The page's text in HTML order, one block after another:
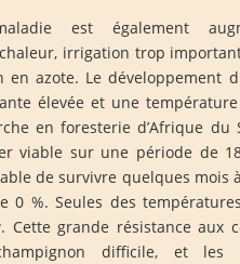
est également
irrigation trop
azote. Le développement
élevée et une
en foresterie d’Afrique
viable sur une période de
de survivre quelques mois
0 %. Seules des
. Cette grande résistance aux
difficile, et les